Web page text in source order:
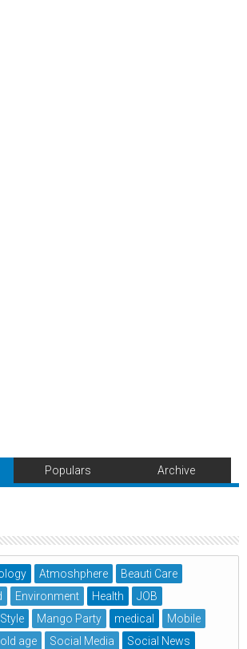
Populars Archive
Atmoshphere
Beauti Care
Environment Health
JOB
Mango Party medical
Mobile
old age Social Media
Social News